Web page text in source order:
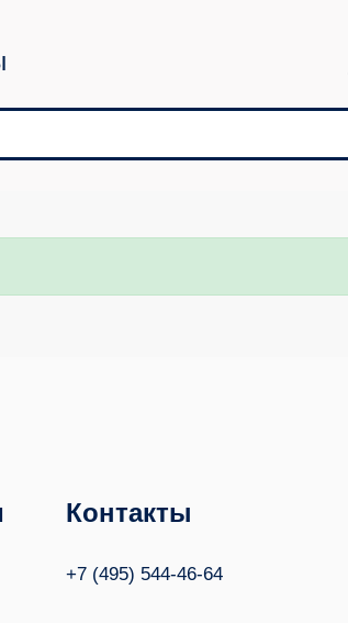
Контакты
+7 (495) 544-46-64